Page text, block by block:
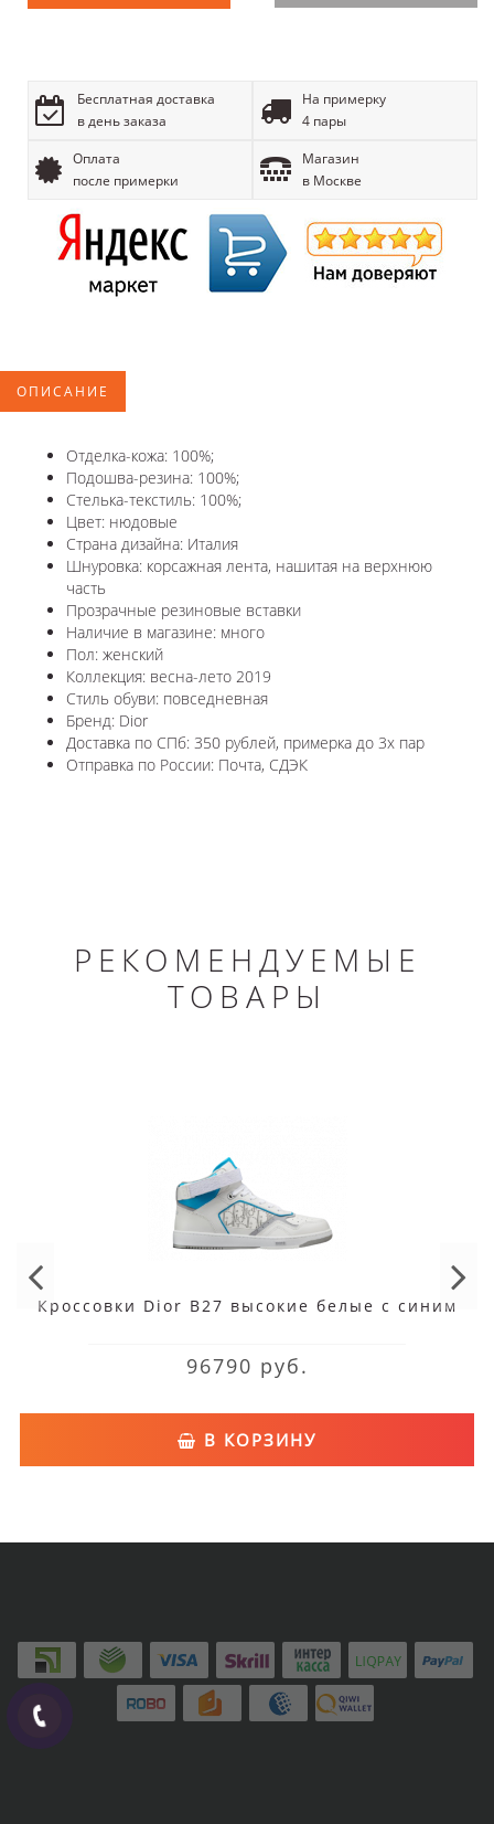
Бесплатная доставка
в день заказа
На примерку
4 пары
Оплата
после примерки
Магазин
в Москве
ОПИСАНИЕ
Отделка-кожа: 100%;
Подошва-резина: 100%;
Стелька-текстиль: 100%;
Цвет: нюдовые
Страна дизайна: Италия
Шнуровка: корсажная лента, нашитая на верхнюю
часть
Прозрачные резиновые вставки
Наличие в магазине: много
Пол: женский
Коллекция: весна-лето 2019
Стиль обуви: повседневная
Бренд: Dior
Доставка по СПб: 350 рублей, примерка до 3х пар
Отправка по России: Почта, СДЭК
РЕКОМЕНДУЕМЫЕ
ТОВАРЫ
Кроссовки Dior B27 высокие белые с синим
96790 руб.
В КОРЗИНУ